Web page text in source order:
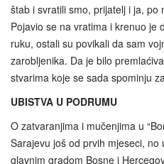
štab i svratili smo, prijatelj i ja, po
Pojavio se na vratima i krenuo je
ruku, ostali su povikali da sam
zarobljenika. Da je bilo
stvarima koje se sada spominju
UBISTVA U PODRUMU
O zatvaranjima i mučenjima u
Sarajevu još od prvih mjeseci, no
glavnim gradom Bosne i